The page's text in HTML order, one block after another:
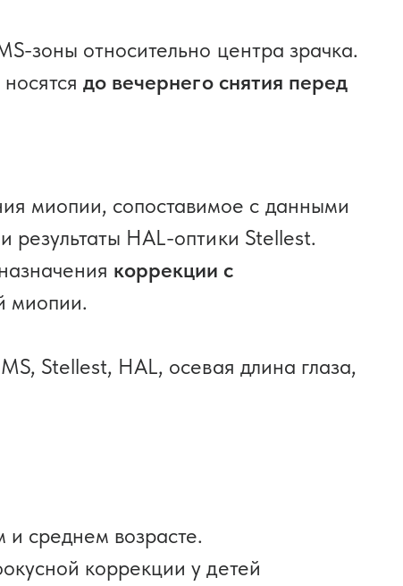
зоны относительно центра зрачка.
носятсядо вечернего снятия перед
миопии, сопоставимое с данными
результаты HAL-оптики Stellest.
коррекции с
миопии.
Stellest, HAL, осевая длина глаза,
среднем возрасте.
коррекции у детей